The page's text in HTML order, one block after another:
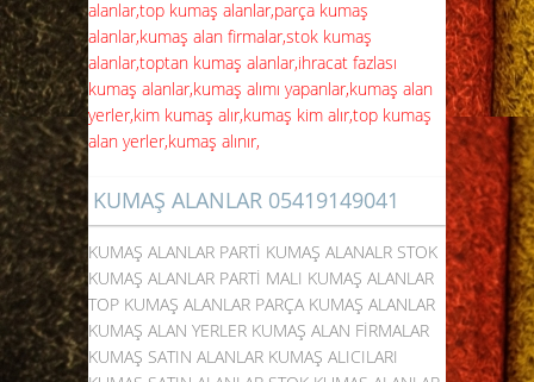
alanlar,top kumaş alanlar,parça kumaş
alanlar,kumaş alan firmalar,stok kumaş
alanlar,toptan kumaş alanlar,ihracat fazlası
kumaş alanlar,kumaş alımı yapanlar,kumaş alan
yerler,kim kumaş alır,kumaş kim alır,top kumaş
alan yerler,kumaş alınır,
KUMAŞ ALANLAR 05419149041
KUMAŞ ALANLAR PARTİ KUMAŞ ALANALR STOK
KUMAŞ ALANLAR PARTİ MALI KUMAŞ ALANLAR
TOP KUMAŞ ALANLAR PARÇA KUMAŞ ALANLAR
KUMAŞ ALAN YERLER KUMAŞ ALAN FİRMALAR
KUMAŞ SATIN ALANLAR KUMAŞ ALICILARI